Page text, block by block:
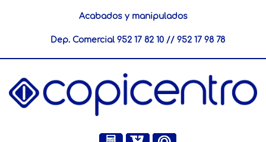
Acabados y manipulados
Dep. Comercial 952 17 82 10// 952 17 98 78